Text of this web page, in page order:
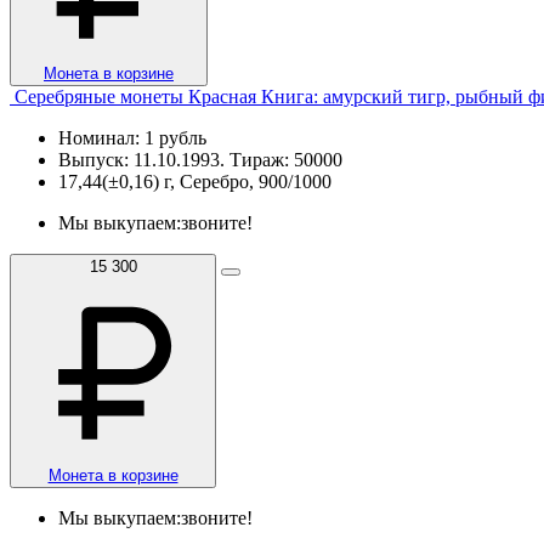
Монета в корзине
Серебряные монеты Красная Книга: амурский тигр, рыбный
Номинал: 1 рубль
Выпуск: 11.10.1993. Тираж: 50000
17,44(±0,16) г, Серебро, 900/1000
Мы выкупаем:звоните!
15 300
Монета в корзине
Мы выкупаем:звоните!